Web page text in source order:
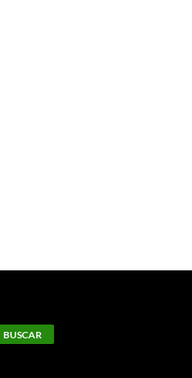
BUSCAR